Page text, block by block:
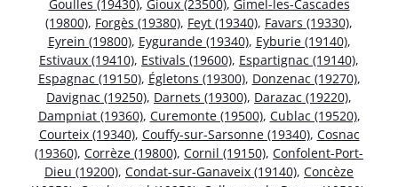
Goulles (19430), Gioux (23500), Gimel-les-Cascades
(19800), Forgès (19380), Feyt (19340), Favars (19330),
Eyrein (19800), Eygurande (19340), Eyburie (19140),
Estivaux (19410), Estivals (19600), Espartignac (19140),
Espagnac (19150), Égletons (19300), Donzenac (19270),
Davignac (19250), Darnets (19300), Darazac (19220),
Dampniat (19360), Curemonte (19500), Cublac (19520),
Courteix (19340), Couffy-sur-Sarsonne (19340), Cosnac
(19360), Corrèze (19800), Cornil (19150), Confolent-Port-
Dieu (19200), Condat-sur-Ganaveix (19140), Concèze